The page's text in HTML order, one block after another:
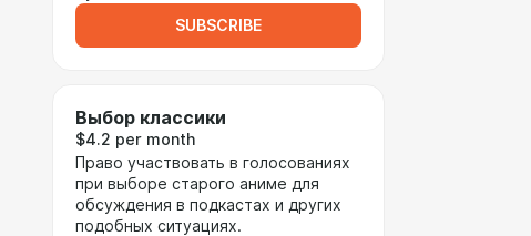
SUBSCRIBE
Выбор классики
$4.2 per month
Право участвовать в голосованиях
при выборе старого аниме для
обсуждения в подкастах и других
подобных ситуациях.